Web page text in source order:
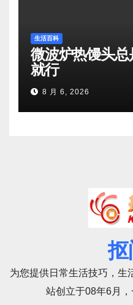
生活百科
微波炉热馒头
就行
8 月 6, 2026
抠
为您提供日常生活技巧，生
站创立于08年6月